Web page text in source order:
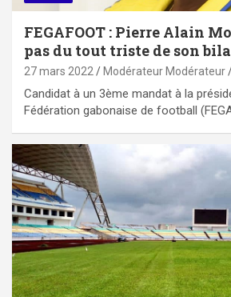
FEGAFOOT : Pierre Alain
pas du tout triste de son
27 mars 2022 Modérateur Modérateur
Candidat à un 3ème mandat à la
Fédération gabonaise de football